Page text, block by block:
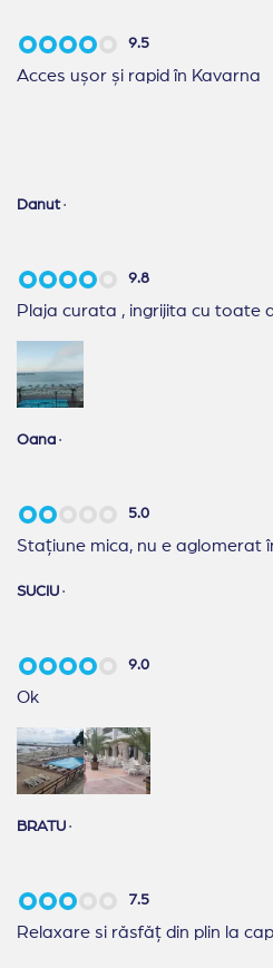
9.5
Acces ușor și rapid în Kavarna
Danut ·
9.8
Plaja curata , ingrijita cu toate
Oana ·
5.0
Stațiune mica, nu e aglomerat
SUCIU ·
9.0
Ok
BRATU ·
7.5
Relaxare si răsfăț din plin la